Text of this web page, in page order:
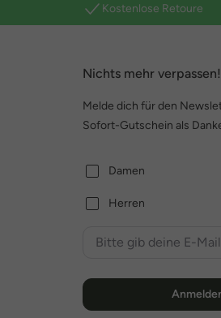
Kostenlose Retoure
Nichts mehr verpassen!
Melde dich für den
Sofort-Gutschein als
Damen
Herren